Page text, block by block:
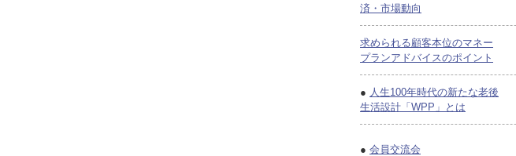
済・市場動向
求められる顧客本位のマネー
プランアドバイスのポイント
● 人生100年時代の新たな老後
生活設計「WPP」とは
● 会員交流会